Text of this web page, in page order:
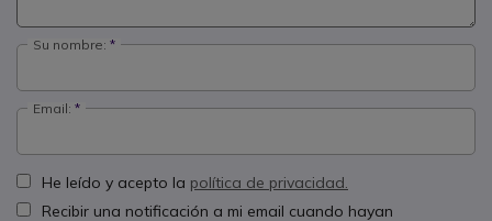
Su nombre:
Email:
He leído y acepto la política de privacidad.
Recibir una notificación a mi email cuando hayan